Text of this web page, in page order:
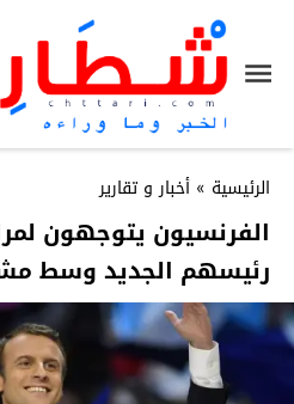
الرئيسية » أخبار و تقارير
الفرنسيون يتوجهون
رئيسهم الجديد وسط